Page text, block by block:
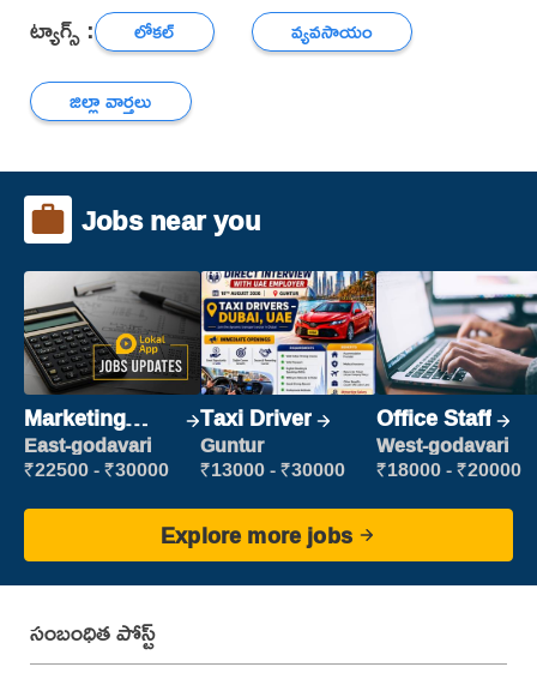
ట్యాగ్స్ : లోకల్
వ్యవసాయం
జిల్లా వార్తలు
Jobs near you
Marketing
Executive
East-godavari
₹22500 - ₹30000
Taxi Driver
Guntur
₹13000 - ₹30000
Office Staff
West-godavari
₹18000 - ₹20000
Explore more jobs
సంబంధిత పోస్ట్